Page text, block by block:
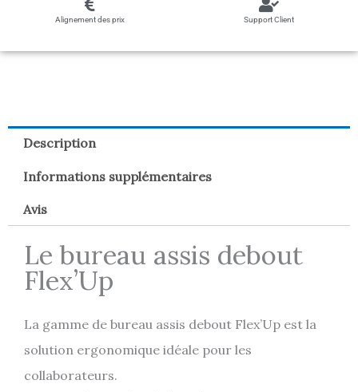
Alignement des prix Support Client
Description
Informations supplémentaires
Avis
Le bureau assis debout
Flex’Up
La gamme de bureau assis debout Flex’Up est la
solution ergonomique idéale pour les
collaborateurs.